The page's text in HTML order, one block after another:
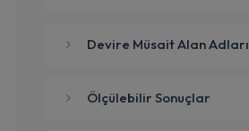
Devire Müsait Alan Adları
Ölçülebilir Sonuçlar